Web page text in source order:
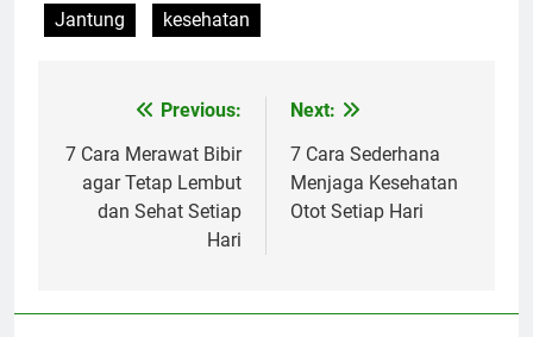
Jantung
kesehatan
Navigasi
pos
Previous:
7 Cara Merawat Bibir
agar Tetap Lembut
dan Sehat Setiap
Hari
Next:
7 Cara Sederhana
Menjaga Kesehatan
Otot Setiap Hari